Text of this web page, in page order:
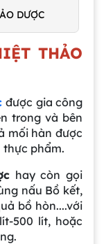
DƯỢC
THẢO
được gia công
trong và bên
mối hàn được
thực phẩm.
hay còn gọi
nấu Bồ kết,
bồ hòn....với
500 lít, hoặc